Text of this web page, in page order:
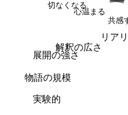
共感
心温まる
切なくなる
リア
実験的
物語の規模
展開の強さ
解釈の広さ